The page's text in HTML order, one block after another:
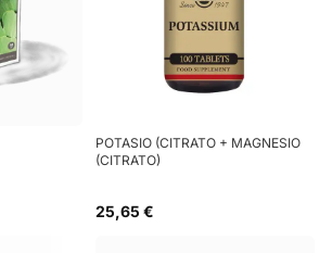
POTASIO (CITRATO + MAGNESIO
(CITRATO)
25,65 €